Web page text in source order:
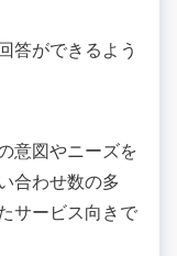
答ができるよう
意図やニーズを
合わせ数の多
サービス向きで